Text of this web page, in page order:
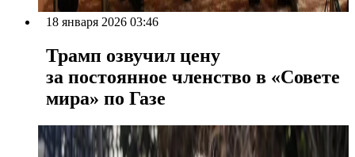
18 января 2026 03:46
Трамп озвучил цену
за постоянное членство в «Совете
мира» по Газе